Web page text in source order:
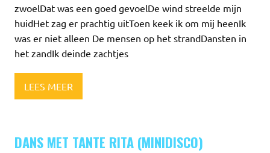
zwoelDat was een goed gevoelDe wind streelde mijn
huidHet zag er prachtig uitToen keek ik om mij heenIk
was er niet alleen De mensen op het strandDansten in
het zandIk deinde zachtjes
LEES MEER
DANS MET TANTE RITA (MINIDISCO)